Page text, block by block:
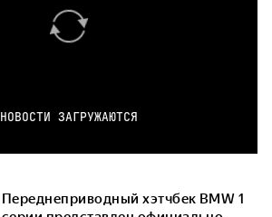
НОВОСТИ ЗАГРУЖАЮТСЯ
Переднеприводный хэтчбек BMW 1